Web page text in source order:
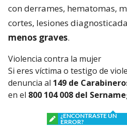
con derrames, hematomas,
cortes, lesiones
menos graves.
Violencia contra la mujer
Si eres víctima o testigo de
denuncia al 149 de
en el 800 104 008 del
¿ENCONTRASTE UN
ERROR?